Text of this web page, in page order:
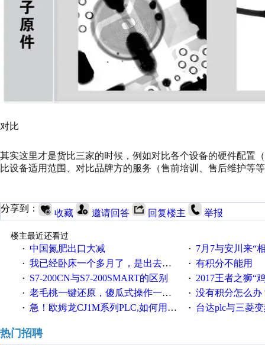
对比
其实这里才是货比三家的时候，例如对比各个设备的硬件配置
比设备适用范围、对比品牌方的服务（售前培训、售后维护等
分享到： 收藏 邀请回答 回复楼主 举报
楼主最近还看过
· 中国氮肥出口大减 · 7月7与安川来“
· 我已经卧床一个多月了，是出去安装机械手在高速遭遇车祸所致:大家工作都要特别注意啊 · 有积分不能用
· S7-200CN与S7-200SMART的区别 · 2017王者之狮“鸡”情签到
· 老毛桃一键还原，傻瓜式操作一键轻松备份还原；程序为向导式安装，一键即可实现自动备份或还原系统。 · 没有积分怎么办
· 急！欧姆龙CJ1M系列PLC,如何用时间控制变频器。要求时间在组态王中可以自由输入！拜托各位大神了！ · 台达plc与三菱
热门招聘